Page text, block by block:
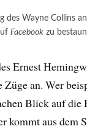
des Wayne Collins
Facebookzu
Ernest
Züge an. Wer
Blick auf die
kommt aus dem